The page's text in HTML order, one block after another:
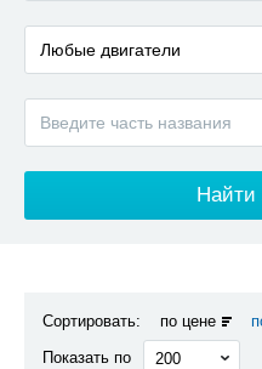
Сортировать: по цене
Показать по